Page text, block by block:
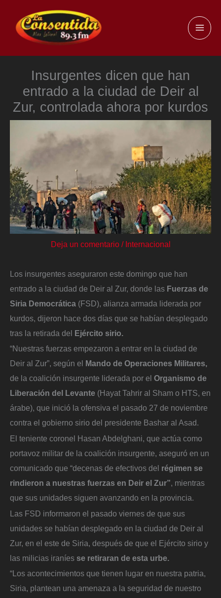
contenido
Insurgentes dicen que han
entrado a la ciudad de Deir al
Zur, controlada ahora por kurdos
Deja un comentario / Internacional
Los insurgentes aseguraron este domingo que han
entrado a la ciudad de Deir al Zur, donde las Fuerzas de
Siria Democrática (FSD), alianza armada liderada por
kurdos, dijeron hace dos días que se habían desplegado
tras la retirada del Ejército sirio.
“Nuestras fuerzas empezaron a entrar en la ciudad de
Deir al Zur”, según el
Mando de Operaciones Militares,
de la coalición insurgente liderada por el Organismo de
Liberación del Levante (Hayat Tahrir al Sham o HTS, en
árabe), que inició la ofensiva el pasado 27 de noviembre
contra el gobierno sirio del presidente Bashar al Asad.
El teniente coronel Hasan Abdelghani, que actúa como
portavoz militar de la coalición insurgente, aseguró en un
comunicado que “decenas de efectivos del régimen se
rindieron a nuestras fuerzas en Deir el Zur”, mientras
que sus unidades siguen avanzando en la provincia.
Las FSD informaron el pasado viernes de que sus
unidades se habían desplegado en la ciudad de Deir al
Zur, en el este de Siria, después de que el Ejército sirio y
las milicias iraníes se retiraran de esta urbe.
“Los acontecimientos que tienen lugar en nuestra patria,
Siria, plantean una amenaza a la seguridad de nuestro